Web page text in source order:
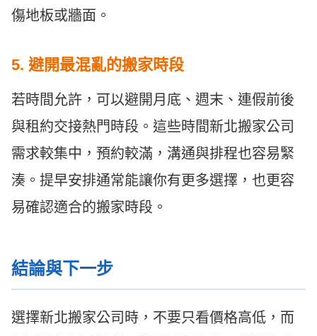
傷地板或牆面。
5. 避開最混亂的搬家時段
若時間允許，可以避開月底、週末、連假前後
與租約交接熱門時段。這些時間新北搬家公司
需求較集中，預約較滿，溝通與排程也容易緊
湊。提早安排通常能讓你有更多選擇，也更容
易確認適合的搬家時段。
結論與下一步
選擇新北搬家公司時，不要只看價格高低，而